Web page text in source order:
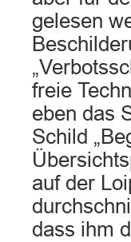
gelesen
freie
eben das
Schild
auf der
dass ihm